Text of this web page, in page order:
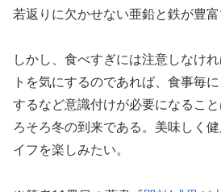
若返りに欠かせない亜鉛と鉄が豊富
しかし、食べすぎには注意しなけ
トを気にするのであれば、食事毎
するなど意識付けが必要になるこ
ろそろ冬の到来である。美味しく
イフを楽しみたい。